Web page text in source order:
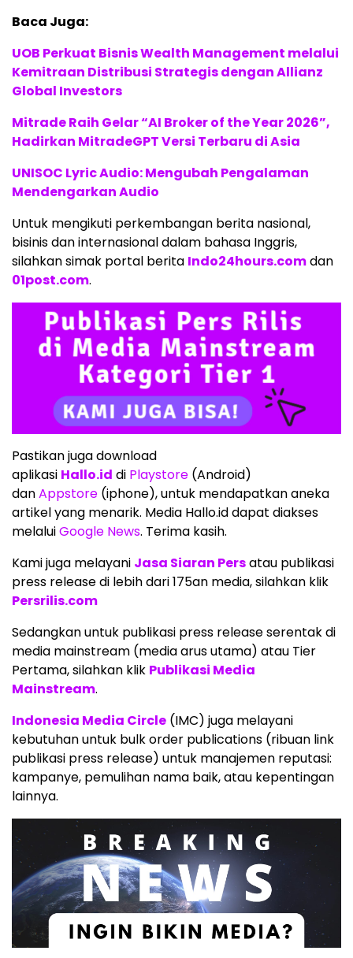
Baca Juga:
UOB Perkuat Bisnis Wealth Management melalui
Kemitraan Distribusi Strategis dengan Allianz
Global Investors
Mitrade Raih Gelar “AI Broker of the Year 2026”,
Hadirkan MitradeGPT Versi Terbaru di Asia
UNISOC Lyric Audio: Mengubah Pengalaman
Mendengarkan Audio
Untuk mengikuti perkembangan berita nasional,
bisinis dan internasional dalam bahasa Inggris,
silahkan simak portal berita Indo24hours.comdan
01post.com.
Pastikan juga download
aplikasi Hallo.id di Playstore (Android)
danAppstore (iphone), untuk mendapatkan aneka
artikel yang menarik. Media Hallo.id dapat diakses
melaluiGoogle News. Terima kasih.
Kami juga melayani Jasa Siaran Persatau publikasi
press release di lebih dari 175an media, silahkan klik
Persrilis.com
Sedangkan untuk publikasi press release serentak di
media mainstream (media arus utama) atau Tier
Pertama, silahkan klik Publikasi Media
Mainstream.
Indonesia Media Circle (IMC) juga melayani
kebutuhan untuk bulk order publications (ribuan link
publikasi press release) untuk manajemen reputasi:
kampanye, pemulihan nama baik, atau kepentingan
lainnya.